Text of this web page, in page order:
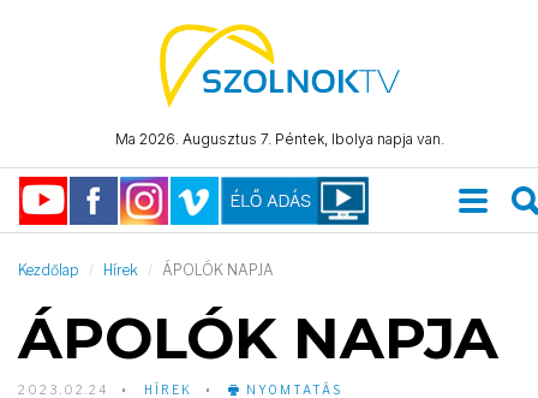
Ma 2026. Augusztus 7. Péntek, Ibolya napja van.
Kezdőlap Hírek ÁPOLÓK NAPJA
ÁPOLÓK NAPJA
2023.02.24 HÍREK NYOMTATÁS